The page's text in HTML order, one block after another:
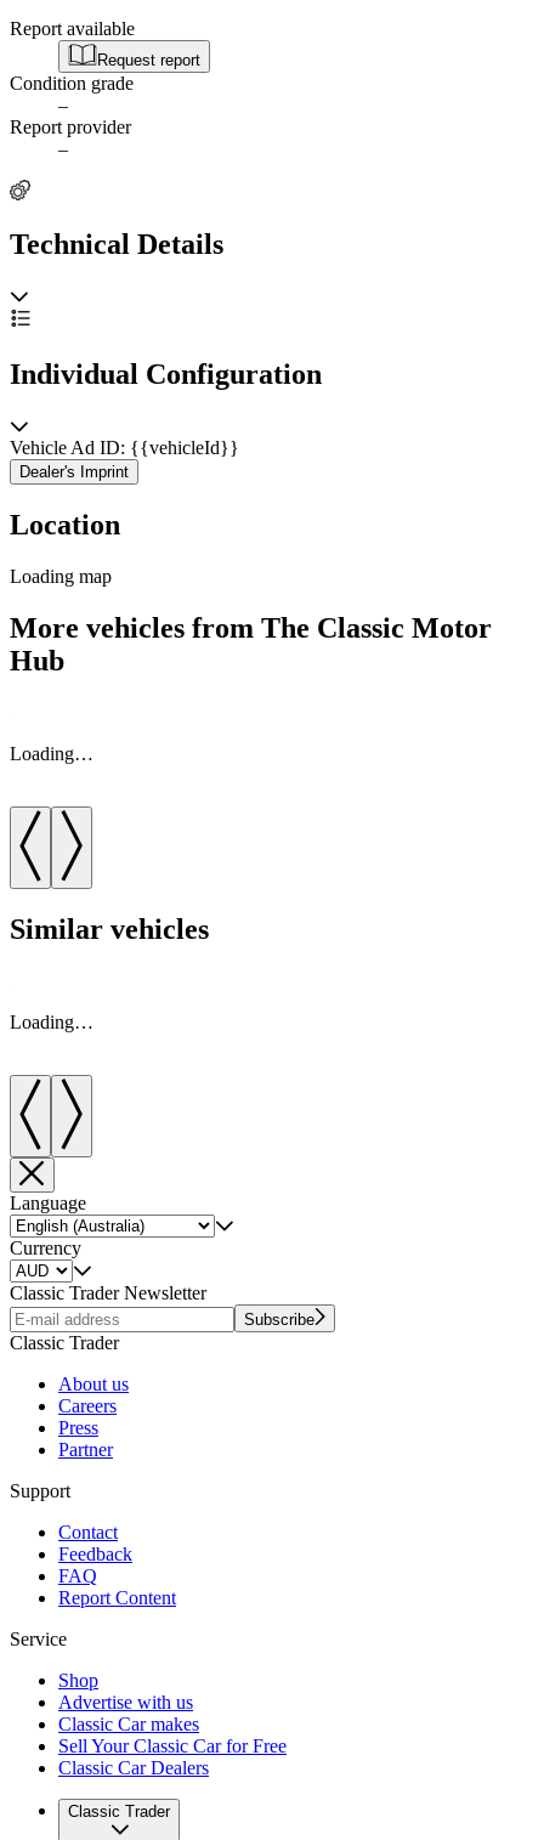
Report available
Request report
Condition grade
–
Report provider
–
Technical Details
Individual Configuration
Vehicle Ad ID: {{vehicleId}}
Dealer's Imprint
Location
Loading map
More vehicles from The Classic Motor
Hub
Loading…
Similar vehicles
Loading…
Language
Currency
Classic Trader Newsletter
Subscribe
Classic Trader
About us
Careers
Press
Partner
Support
Contact
Feedback
FAQ
Report Content
Service
Shop
Advertise with us
Classic Car makes
Sell Your Classic Car for Free
Classic Car Dealers
Classic Trader